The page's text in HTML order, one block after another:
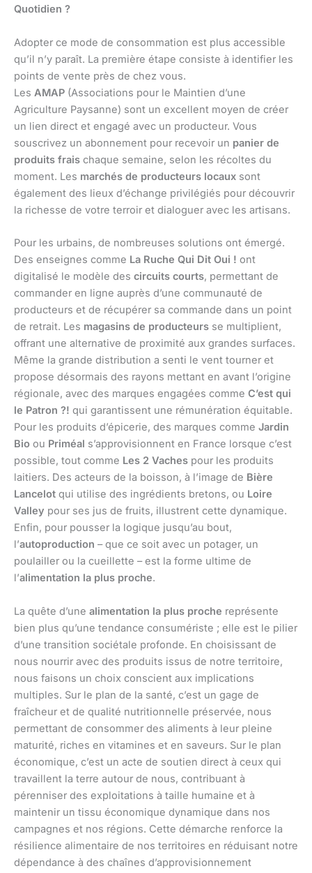
Quotidien ?
Adopter ce mode de consommation est plus accessible
qu’il n’y paraît. La première étape consiste à identifier les
points de vente près de chez vous.
Les AMAP (Associations pour le Maintien d’une
Agriculture Paysanne) sont un excellent moyen de créer
un lien direct et engagé avec un producteur. Vous
souscrivez un abonnement pour recevoir un panier de
produits frais chaque semaine, selon les récoltes du
moment. Les marchés de producteurs locaux sont
également des lieux d’échange privilégiés pour découvrir
la richesse de votre terroir et dialoguer avec les artisans.
Pour les urbains, de nombreuses solutions ont émergé.
Des enseignes comme La Ruche Qui Dit Oui ! ont
digitalisé le modèle des circuits courts, permettant de
commander en ligne auprès d’une communauté de
producteurs et de récupérer sa commande dans un point
de retrait. Les magasins de producteurs se multiplient,
offrant une alternative de proximité aux grandes surfaces.
Même la grande distribution a senti le vent tourner et
propose désormais des rayons mettant en avant l’origine
régionale, avec des marques engagées comme C’est qui
le Patron ?! qui garantissent une rémunération équitable.
Pour les produits d’épicerie, des marques comme Jardin
Bio ou Priméal s’approvisionnent en France lorsque c’est
possible, tout comme Les 2 Vaches pour les produits
laitiers. Des acteurs de la boisson, à l’image de Bière
Lancelot qui utilise des ingrédients bretons, ou Loire
Valley pour ses jus de fruits, illustrent cette dynamique.
Enfin, pour pousser la logique jusqu’au bout,
l’autoproduction – que ce soit avec un potager, un
poulailler ou la cueillette – est la forme ultime de
l’alimentation la plus proche.
La quête d’une alimentation la plus proche représente
bien plus qu’une tendance consumériste ; elle est le pilier
d’une transition sociétale profonde. En choisissant de
nous nourrir avec des produits issus de notre territoire,
nous faisons un choix conscient aux implications
multiples. Sur le plan de la santé, c’est un gage de
fraîcheur et de qualité nutritionnelle préservée, nous
permettant de consommer des aliments à leur pleine
maturité, riches en vitamines et en saveurs. Sur le plan
économique, c’est un acte de soutien direct à ceux qui
travaillent la terre autour de nous, contribuant à
pérenniser des exploitations à taille humaine et à
maintenir un tissu économique dynamique dans nos
campagnes et nos régions. Cette démarche renforce la
résilience alimentaire de nos territoires en réduisant notre
dépendance à des chaînes d’approvisionnement